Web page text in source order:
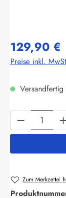
129,90 €
Preise inkl.
Produkt
Zum Merkzettel